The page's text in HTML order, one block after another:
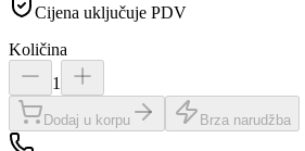
Cijena uključuje PDV
Količina
1
Dodaj u korpu Brza narudžba